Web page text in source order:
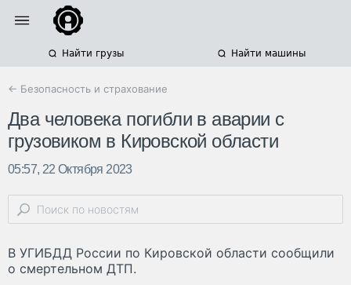
Найти грузы Найти машины
← Безопасность и страхование
Два человека погибли в аварии с
грузовиком в Кировской области
05:57, 22 Октября 2023
В УГИБДД России по Кировской области сообщили
о смертельном ДТП.